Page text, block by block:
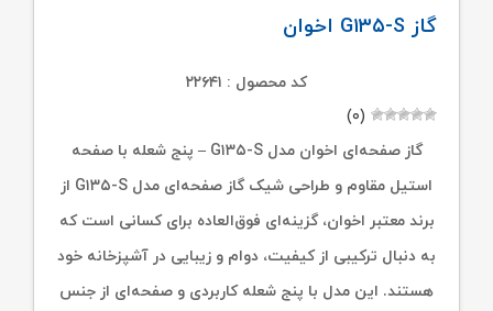
گاز G۱۳۵-S اخوان
کد محصول : ۲۲۶۴۱
(۰)
گاز صفحه‌ای اخوان مدل G۱۳۵-S – پنج شعله با صفحه
استیل مقاوم و طراحی شیک گاز صفحه‌ای مدل G۱۳۵-S از
برند معتبر اخوان، گزینه‌ای فوق‌العاده برای کسانی است که
به دنبال ترکیبی از کیفیت، دوام و زیبایی در آشپزخانه خود
هستند. این مدل با پنج شعله کاربردی و صفحه‌ای از جنس